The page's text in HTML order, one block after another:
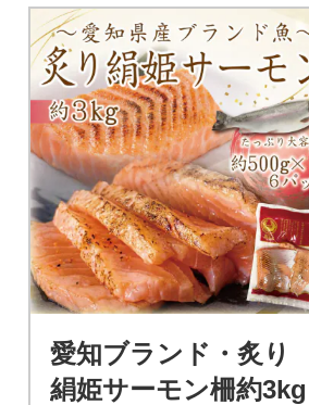
愛知ブランド・炙り
絹姫サーモン柵約3kg